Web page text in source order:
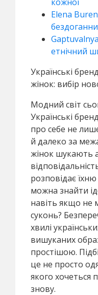
Elena
етнічний
Українські
жінок: вибір
Модний світ
Українські
про себе не
й далеко за
жінок шукають
розповідає
можна знайти
навіть якщо не
суконь?
хвилі
вишуканих
простішою.
це не просто
якого хочеться
знову.